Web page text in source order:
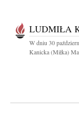
LUDMIŁA
W dniu 30
Kanicka (Miłka)